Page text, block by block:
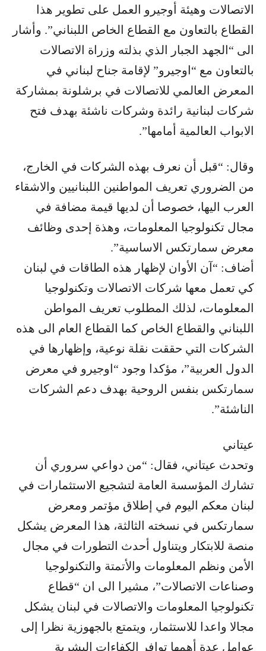
الاتصالات وهيئة أوجيرو العمل على تطوير هذا
القطاع بالتعاون مع القطاع الخاص اللبناني”. وأشار
الى “الجهد الجبار الذي بذلته وزراة الاتصالات
بالتعاون مع “اوجيرو” لإقامة جناح لبناني في
المعرض العالمي للاتصالات في برشلونة بمشاركة
شركات لبنانية رائدة وشركات ناشئة بهدف فتح
الابواب العالمية أمامها”.
وقال: “قبل أن نعرف بهذه الشركات في الخارج،
من الضروري تعريف المواطنين اللبنانيين والاشقاء
العرب اليها، خصوصا أن لديها قيمة مضافة في
مجال تكنولوجيا المعلومات، وهذة إحدى وظائف
معرض سمارتكس الاساسية”.
أضاف: “آن الأوان لإظهار هذه الطاقات في لبنان
كي تعمل معها شركات الاتصالات وتكنولوجيا
المعلومات، لذلك المطلوب تعريف المواطن
اللبناني والقطاع الخاص كما القطاع العام الى هذه
الشركات التي حققت نقلة نوعية، وإظهارها في
الدول العربية”، مؤكدا وجود “اوجيرو في معرض
سمارتكس بنفس الروحية بهدف دعم الشركات
الناشئة”.
عيتاني
وتحدث عيتاني، فقال: “من دواعي سروري أن
تشارك المؤسسة العامة لتشجيع الاستثمارات في
لبنان معكم اليوم في إطلاق مؤتمر ومعرض
سمارتكس في نسخته الثالثة، هذا المعرض يشكل
منصة للابتكار ويتناول أحدث التطورات في مجال
الأمن ونظم المعلومات والأتمتة والتكنولوجيا
وصناعات الاتصالات”، مشيرا الى ان “قطاع
تكنولوجيا المعلومات والاتصالات في لبنان يشكل
مجالا واعدا للاستثمار، ويتمتع بالجهوزية نظرا إلى
عوامل عدة أهمها توافر الكفاءات البشرية